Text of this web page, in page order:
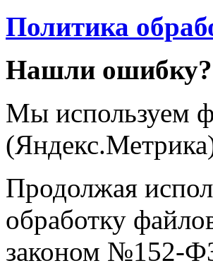
Политика
Нашли ошибку?
Мы используем
Продолжая
обработку
законом №152-